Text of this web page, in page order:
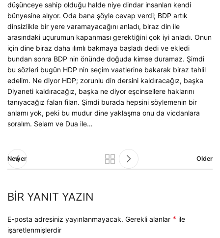
düşünceye sahip olduğu halde niye dindar insanları kendi
bünyesine alıyor. Oda bana şöyle cevap verdi; BDP artık
dinsizlikle bir yere varamayacağını anladı, biraz din ile
arasındaki uçurumun kapanması gerektiğini çok iyi anladı. Onun
için dine biraz daha ılımlı bakmaya başladı dedi ve ekledi
bundan sonra BDP nin önünde doğuda kimse duramaz. Şimdi
bu sözleri bugün HDP nin seçim vaatlerine bakarak biraz tahlil
edelim. Ne diyor HDP; zorunlu din dersini kaldıracağız, başka
Diyaneti kaldıracağız, başka ne diyor eşcinsellere haklarını
tanıyacağız falan filan. Şimdi burada hepsini söylemenin bir
anlamı yok, peki bu mudur dine yaklaşma onu da vicdanlara
soralım. Selam ve Dua ile…
Newer Older
BIR YANIT YAZIN
E-posta adresiniz yayınlanmayacak. Gerekli alanlar * ile
işaretlenmişlerdir